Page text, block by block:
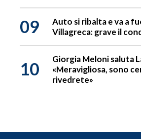
09
Auto si ribalta e va a
Villagreca: grave il
10
Giorgia Meloni saluta
«Meravigliosa, sono
rivedrete»